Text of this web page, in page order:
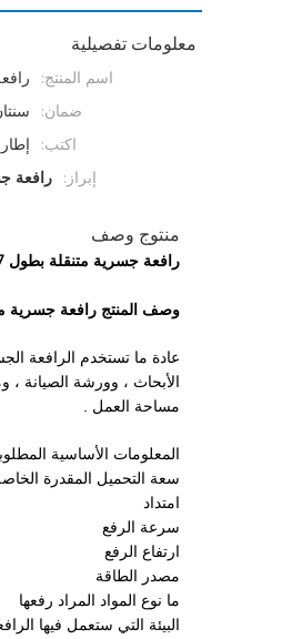
معلومات تفصيلية
اسم المنتج:
ضمان:
اكتب: إطار
إبراز: رافعة
منتوج وصف
رافعة جسرية متنقلة بطول 7 أمتار رافعة جسرية محمولة 3.5 طن
وصف المنتج رافعة جسرية
عادة ما تستخدم الرافعة
الأبحاث ، وورشة الصيانة
مساحة العمل .
المعلومات الأساسية
سعة التحميل المقدرة
امتداد
سرعة الرفع
ارتفاع الرفع
مصدر الطاقة
ما نوع المواد المراد رفعها
البيئة التي ستعمل فيها